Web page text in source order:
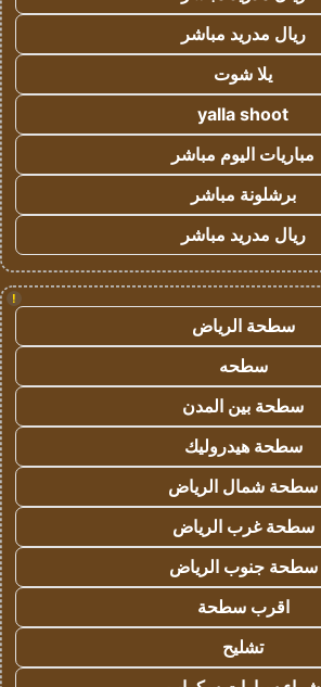
ريال مدريد مباشر
يلا شوت
yalla shoot
مباريات اليوم مباشر
برشلونة مباشر
ريال مدريد مباشر
!
سطحة الرياض
سطحه
سطحة بين المدن
سطحة هيدروليك
سطحة شمال الرياض
سطحة غرب الرياض
سطحة جنوب الرياض
اقرب سطحة
تشليح